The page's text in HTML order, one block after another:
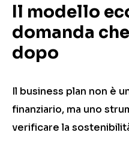
Il modello
domanda
dopo
Il business plan non è
finanziario, ma uno
verificare la